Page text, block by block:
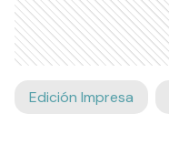
Edición Impresa